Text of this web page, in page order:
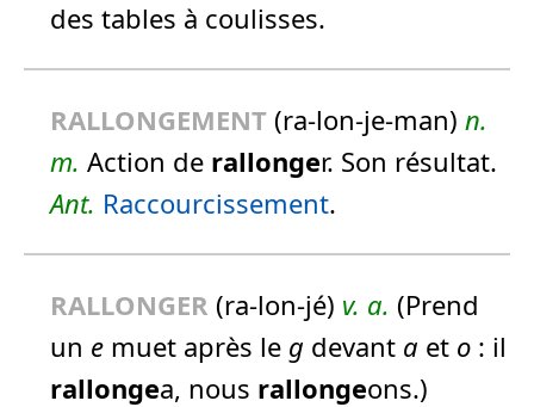
des tables à coulisses.
RALLONGEMENT (ra-lon-je-man) n.
m. Action de rallonger. Son résultat.
Ant. Raccourcissement.
RALLONGER (ra-lon-jé) v. a. (Prend
un e muet après le g devant a et o : il
rallongea, nous rallongeons.)